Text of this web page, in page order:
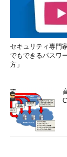
セキュリティ専門
でもできるパスワ
方」